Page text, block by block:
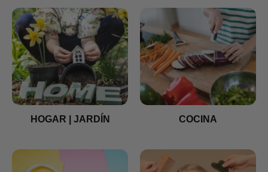
HOGAR | JARDÍN COCINA